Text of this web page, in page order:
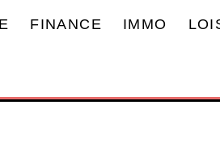
FINANCE IMMO